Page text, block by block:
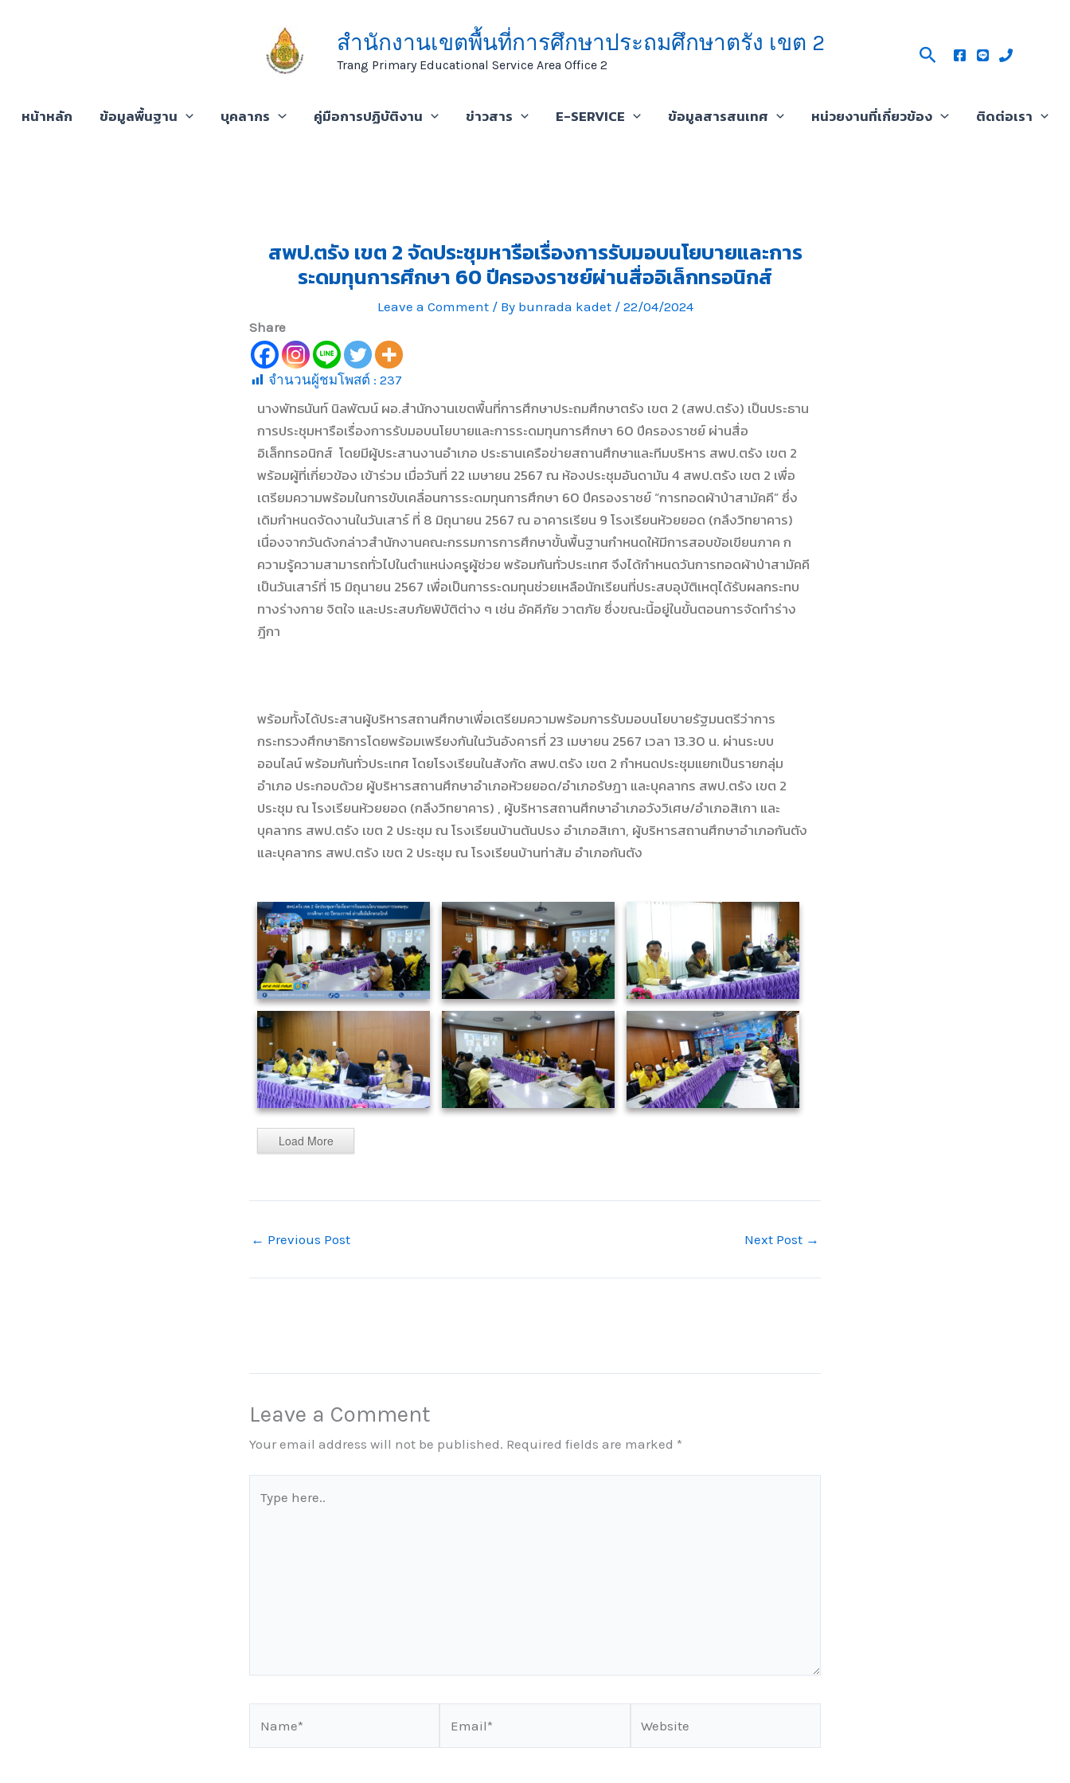
สำนักงานเขตพื้นที่การศึกษาประถมศึกษาตรัง เขต 2
Trang Primary Educational Service Area Office 2
Search
หน้าหลัก ข้อมูลพื้นฐาน บุคลากร คู่มือการปฏิบัติงาน ข่าวสาร E-SERVICE ข้อมูลสารสนเทศ หน่วยงานที่เกี่ยวข้อง ติดต่อเรา
สพป.ตรัง เขต 2 จัดประชุมหารือเรื่องการรับมอบนโยบายและการ
ระดมทุนการศึกษา 60 ปีครองราชย์ผ่านสื่ออิเล็กทรอนิกส์
Leave a Comment / By bunrada kadet / 22/04/2024
Share
จำนวนผู้ชมโพสต์ : 237
นางพัทธนันท์ นิลพัฒน์ ผอ.สำนักงานเขตพื้นที่การศึกษาประถมศึกษาตรัง เขต 2 (สพป.ตรัง) เป็นประธาน
การประชุมหารือเรื่องการรับมอบนโยบายและการระดมทุนการศึกษา 60 ปีครองราชย์ ผ่านสื่อ
อิเล็กทรอนิกส์ โดยมีผู้ประสานงานอำเภอ ประธานเครือข่ายสถานศึกษาและทีมบริหาร สพป.ตรัง เขต 2
พร้อมผู้ที่เกี่ยวข้อง เข้าร่วม เมื่อวันที่ 22 เมษายน 2567 ณ ห้องประชุมอันดามัน 4 สพป.ตรัง เขต 2 เพื่อ
เตรียมความพร้อมในการขับเคลื่อนการระดมทุนการศึกษา 60 ปีครองราชย์ “การทอดผ้าป่าสามัคคี” ซึ่ง
เดิมกำหนดจัดงานในวันเสาร์ ที่ 8 มิถุนายน 2567 ณ อาคารเรียน 9 โรงเรียนห้วยยอด (กลึงวิทยาคาร)
เนื่องจากวันดังกล่าวสำนักงานคณะกรรมการการศึกษาขั้นพื้นฐานกำหนดให้มีการสอบข้อเขียนภาค ก
ความรู้ความสามารถทั่วไปในตำแหน่งครูผู้ช่วย พร้อมกันทั่วประเทศ จึงได้กำหนดวันการทอดผ้าป่าสามัคคี
เป็นวันเสาร์ที่ 15 มิถุนายน 2567 เพื่อเป็นการระดมทุนช่วยเหลือนักเรียนที่ประสบอุบัติเหตุได้รับผลกระทบ
ทางร่างกาย จิตใจ และประสบภัยพิบัติต่าง ๆ เช่น อัคคีภัย วาตภัย ซึ่งขณะนี้อยู่ในขั้นตอนการจัดทำร่าง
ฎีกา
พร้อมทั้งได้ประสานผู้บริหารสถานศึกษาเพื่อเตรียมความพร้อมการรับมอบนโยบายรัฐมนตรีว่าการ
กระทรวงศึกษาธิการโดยพร้อมเพรียงกันในวันอังคารที่ 23 เมษายน 2567 เวลา 13.30 น. ผ่านระบบ
ออนไลน์ พร้อมกันทั่วประเทศ โดยโรงเรียนในสังกัด สพป.ตรัง เขต 2 กำหนดประชุมแยกเป็นรายกลุ่ม
อำเภอ ประกอบด้วย ผู้บริหารสถานศึกษาอำเภอห้วยยอด/อำเภอรัษฎา และบุคลากร สพป.ตรัง เขต 2
ประชุม ณ โรงเรียนห้วยยอด (กลึงวิทยาคาร) , ผู้บริหารสถานศึกษาอำเภอวังวิเศษ/อำเภอสิเกา และ
บุคลากร สพป.ตรัง เขต 2 ประชุม ณ โรงเรียนบ้านต้นปรง อำเภอสิเกา, ผู้บริหารสถานศึกษาอำเภอกันตัง
และบุคลากร สพป.ตรัง เขต 2 ประชุม ณ โรงเรียนบ้านท่าส้ม อำเภอกันตัง
Load More
← Previous Post Next Post →
Leave a Comment
Your email address will not be published. Required fields are marked *
here..